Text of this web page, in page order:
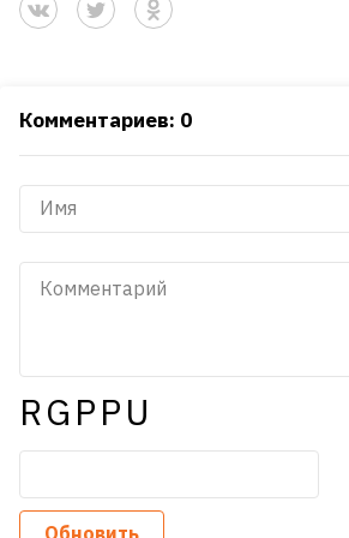
Комментариев: 0
RGPPU